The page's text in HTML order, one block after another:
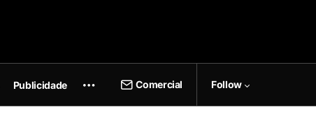
Publicidade Comercial Follow